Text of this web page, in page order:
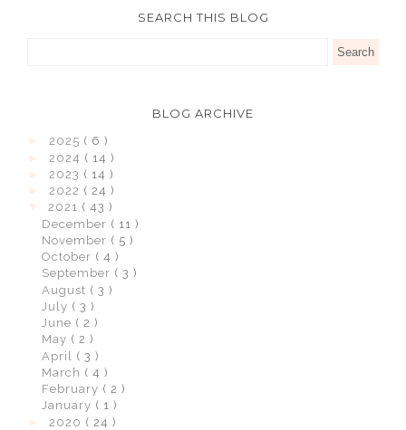
SEARCH THIS BLOG
BLOG ARCHIVE
2025 ( 6 )
2024 ( 14 )
2023 ( 14 )
2022 ( 24 )
2021 ( 43 )
December ( 11 )
November ( 5 )
October ( 4 )
September ( 3 )
August ( 3 )
July ( 3 )
June ( 2 )
May ( 2 )
April ( 3 )
March ( 4 )
February ( 2 )
January ( 1 )
2020 ( 24 )